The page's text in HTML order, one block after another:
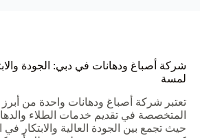
شركة أصباغ ودهانات في دبي: الجودة
لمسة
تعتبر شركة أصباغ ودهانات واحدة من
المتخصصة في تقديم خدمات الطلاء
حيث تجمع بين الجودة العالية والابتكار في